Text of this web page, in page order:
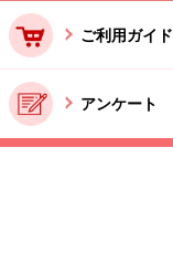
ご利用ガイド
アンケート